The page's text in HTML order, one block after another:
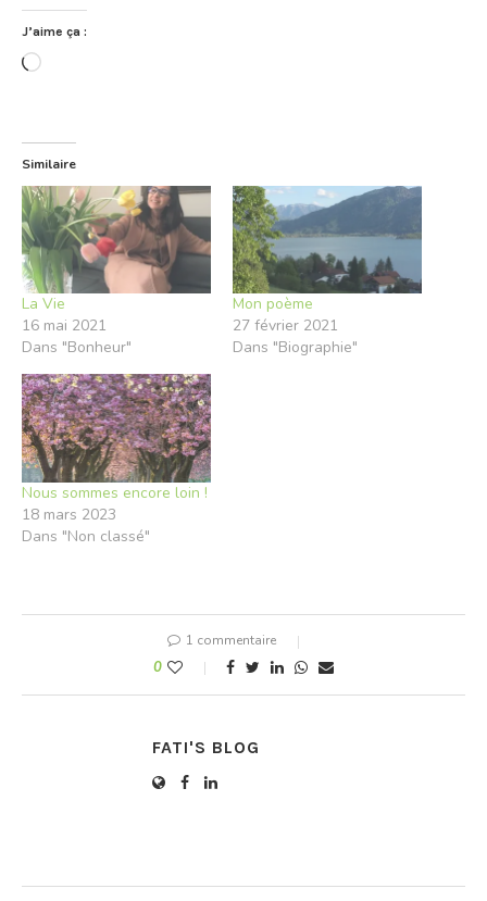
J’aime ça :
Chargement…
Similaire
La Vie
16 mai 2021
Dans "Bonheur"
Mon poème
27 février 2021
Dans "Biographie"
Nous sommes encore loin !
18 mars 2023
Dans "Non classé"
1 commentaire
0
FATI'S BLOG